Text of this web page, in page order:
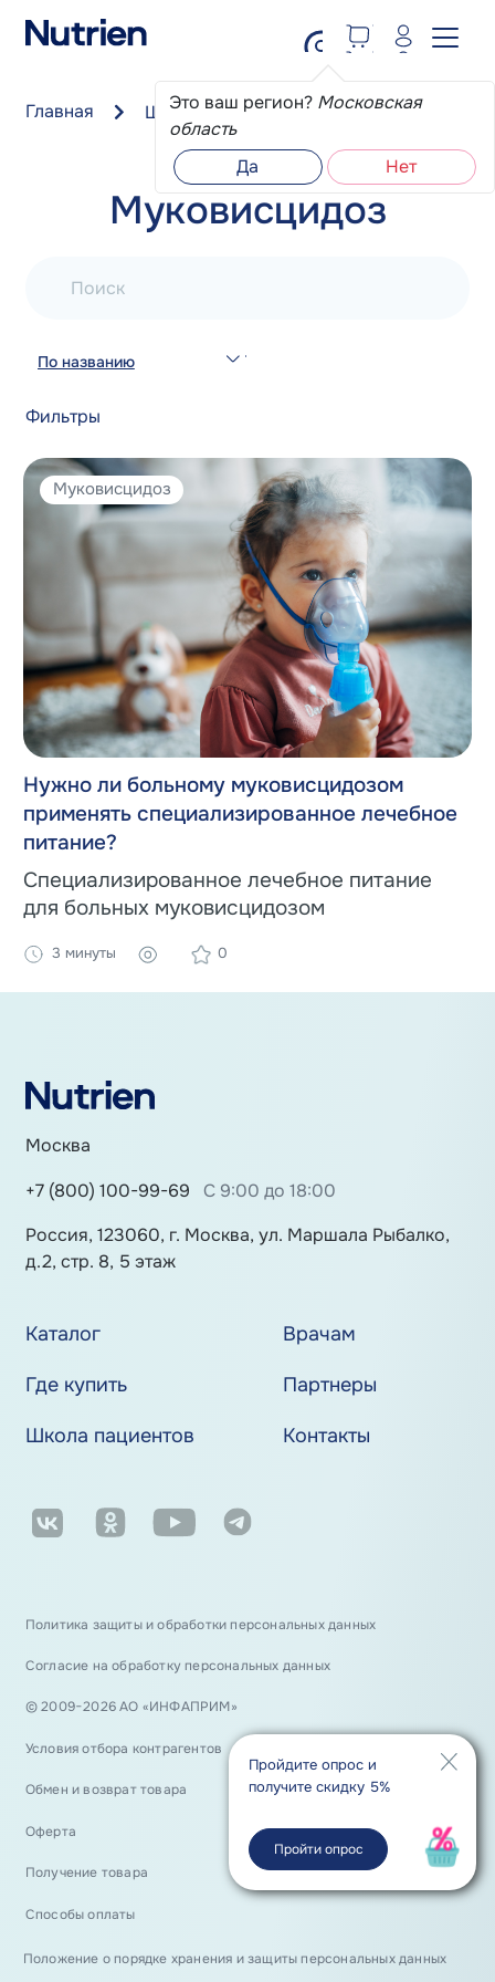
Это ваш регион? Московская
область
Да
Нет
Главная Школа пациента Муковисцидоз
Муковисцидоз
Поиск
По названию
Фильтры
Муковисцидоз
Нужно ли больному муковисцидозом
применять специализированное лечебное
питание?
Специализированное лечебное питание
для больных муковисцидозом
3 минуты 0
Пройдите опрос и
получите скидку 5%
Пройти опрос
Москва
+7 (800) 100-99-69
С 9:00 до 18:00
Россия, 123060, г. Москва, ул. Маршала Рыбалко,
д.2, стр. 8, 5 этаж
Каталог
Врачам
Где купить
Партнеры
Школа пациентов
Контакты
Политика защиты и обработки персональных данных
Согласие на обработку персональных данных
Положение о порядке хранения и защиты персональных данных
© 2009−2026 АО «ИНФАПРИМ»
Условия отбора контрагентов
Обмен и возврат товара
Оферта
Получение товара
Способы оплаты